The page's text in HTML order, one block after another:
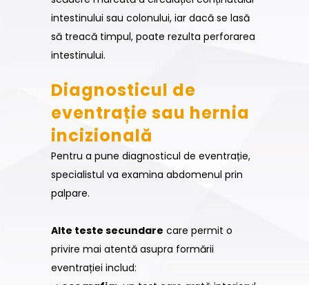
intestinului sau colonului, iar dacă se lasă
să treacă timpul, poate rezulta perforarea
intestinului.
Diagnosticul de
eventrație sau hernia
incizională
Pentru a pune diagnosticul de eventrație,
specialistul va examina abdomenul prin
palpare.
Alte teste secundare care permit o
privire mai atentă asupra formării
eventrației includ: